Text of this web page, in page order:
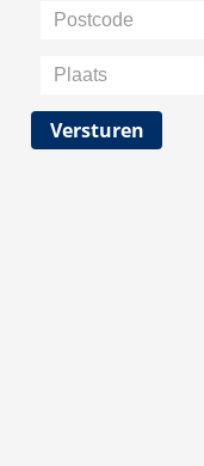
Postcode
Plaats